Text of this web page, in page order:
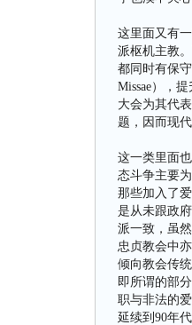
这里面又有
派枢机主教
都同时有保
Missae），
大会为其代
题，因而现
这一类里面
态斗争主要
那些加入了
是从未跟政
派一致，虽
忠贞教会中
倾向教会传
即所谓的部
职与非法的
延续到90年